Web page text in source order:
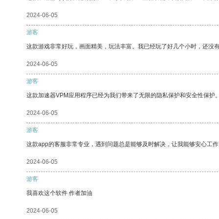
2024-06-05
游客
这款游戏非常好玩，画面精美，玩法丰富。我已经玩了好几个小时，还没有
2024-06-05
游客
这款加速器VPM应用程序已经为我们带来了无限的隐私保护和安全性保护。
2024-06-05
游客
这款app的客服非常专业，遇到问题总是能够及时解决，让我能够安心工作
2024-06-05
游客
我喜欢这个软件 作者加油
2024-06-05